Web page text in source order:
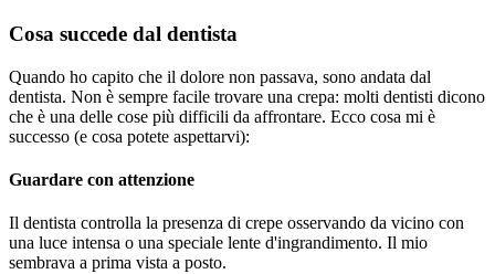
Cosa succede dal dentista
Quando ho capito che il dolore non passava, sono andata dal
dentista. Non è sempre facile trovare una crepa: molti dentisti dicono
che è una delle cose più difficili da affrontare. Ecco cosa mi è
successo (e cosa potete aspettarvi):
Guardare con attenzione
Il dentista controlla la presenza di crepe osservando da vicino con
una luce intensa o una speciale lente d'ingrandimento. Il mio
sembrava a prima vista a posto.